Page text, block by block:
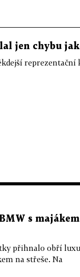
jen chybu
reprezentační
s majákem
přihnalo obří
na střeše. Na